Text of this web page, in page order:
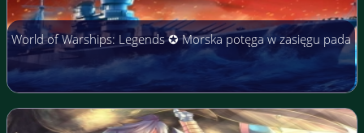
World of Warships: Legends ✪ Morska potęga w zasięgu pada